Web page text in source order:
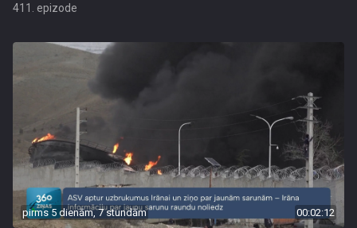
411. epizode
pirms 5 dienām, 7 stundām 00:02:12